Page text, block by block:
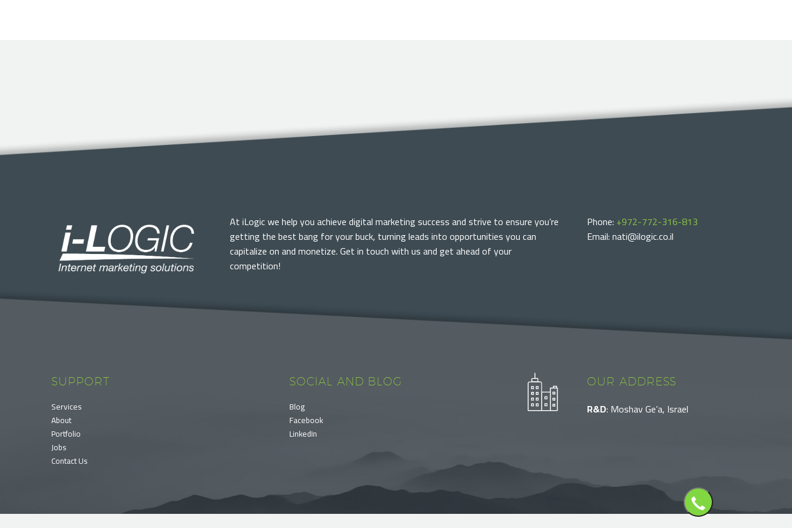
At iLogic we help you achieve digital marketing success and strive to ensure you’re
getting the best bang for your buck, turning leads into opportunities you can
capitalize on and monetize. Get in touch with us and get ahead of your
competition!
Phone: +972-772-316-813
Email: nati@ilogic.co.il
SUPPORT
Services
About
Portfolio
Jobs
Contact Us
SOCIAL AND BLOG
Blog
Facebook
LinkedIn
OUR ADDRESS
R&D: Moshav Ge’a, Israel